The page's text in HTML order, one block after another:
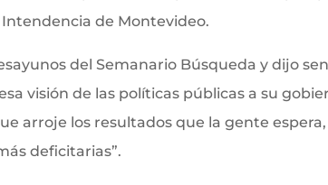
de Montevideo.
del Semanario Búsqueda y dijo
visión de las políticas públicas a su
arroje los resultados que la gente
deficitarias”.